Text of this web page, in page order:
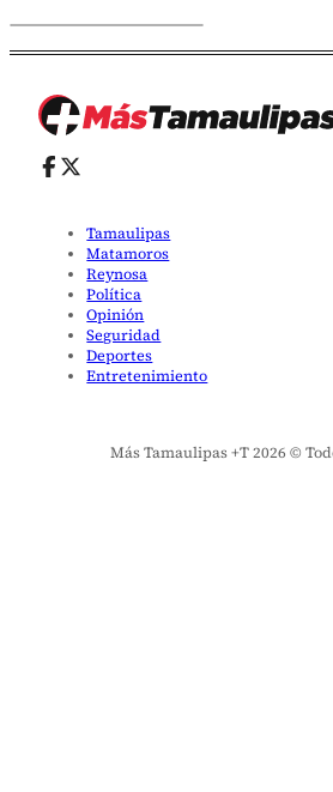
Tamaulipas
Matamoros
Reynosa
Política
Opinión
Seguridad
Deportes
Entretenimiento
Más Tamaulipas +T 2026 ©